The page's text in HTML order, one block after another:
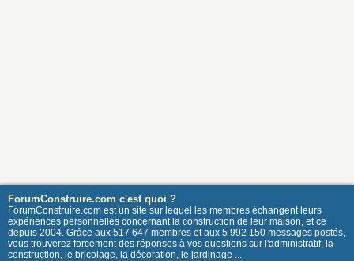
ForumConstruire.com c'est quoi ?
ForumConstruire.com est un site sur lequel les membres échangent leurs
expériences personnelles concernant la construction de leur maison, et ce
depuis 2004. Grâce aux 517 647 membres et aux 5 992 150 messages postés,
vous trouverez forcement des réponses à vos questions sur l'administratif, la
construction, le bricolage, la décoration, le jardinage ...